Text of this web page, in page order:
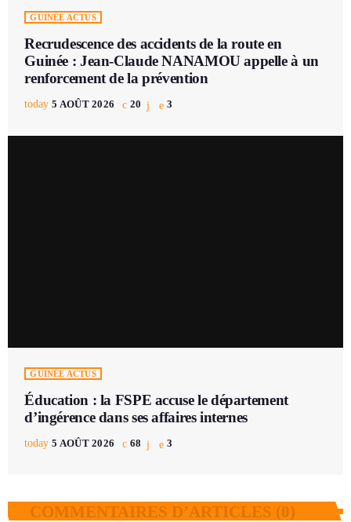
GUINÉE ACTUS
Recrudescence des accidents de la route en
Guinée : Jean-Claude NANAMOU appelle à un
renforcement de la prévention
today 5 AOÛT 2026 20 3
GUINÉE ACTUS
Éducation : la FSPE accuse le département
d’ingérence dans ses affaires internes
today 5 AOÛT 2026 68 3
COMMENTAIRES D’ARTICLES (0)